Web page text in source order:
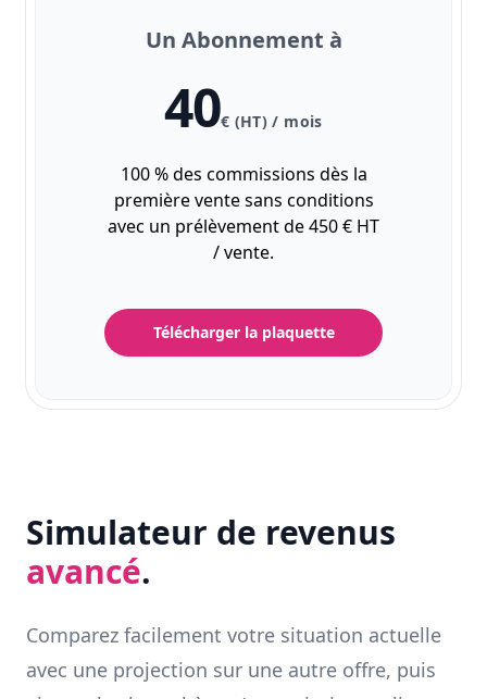
Un Abonnement à
40€ (HT) / mois
100 % des commissions dès la
première vente sans conditions
avec un prélèvement de 450 € HT
/ vente.
Télécharger la plaquette
Simulateur de revenus
avancé.
Comparez facilement votre situation actuelle
avec une projection sur une autre offre, puis